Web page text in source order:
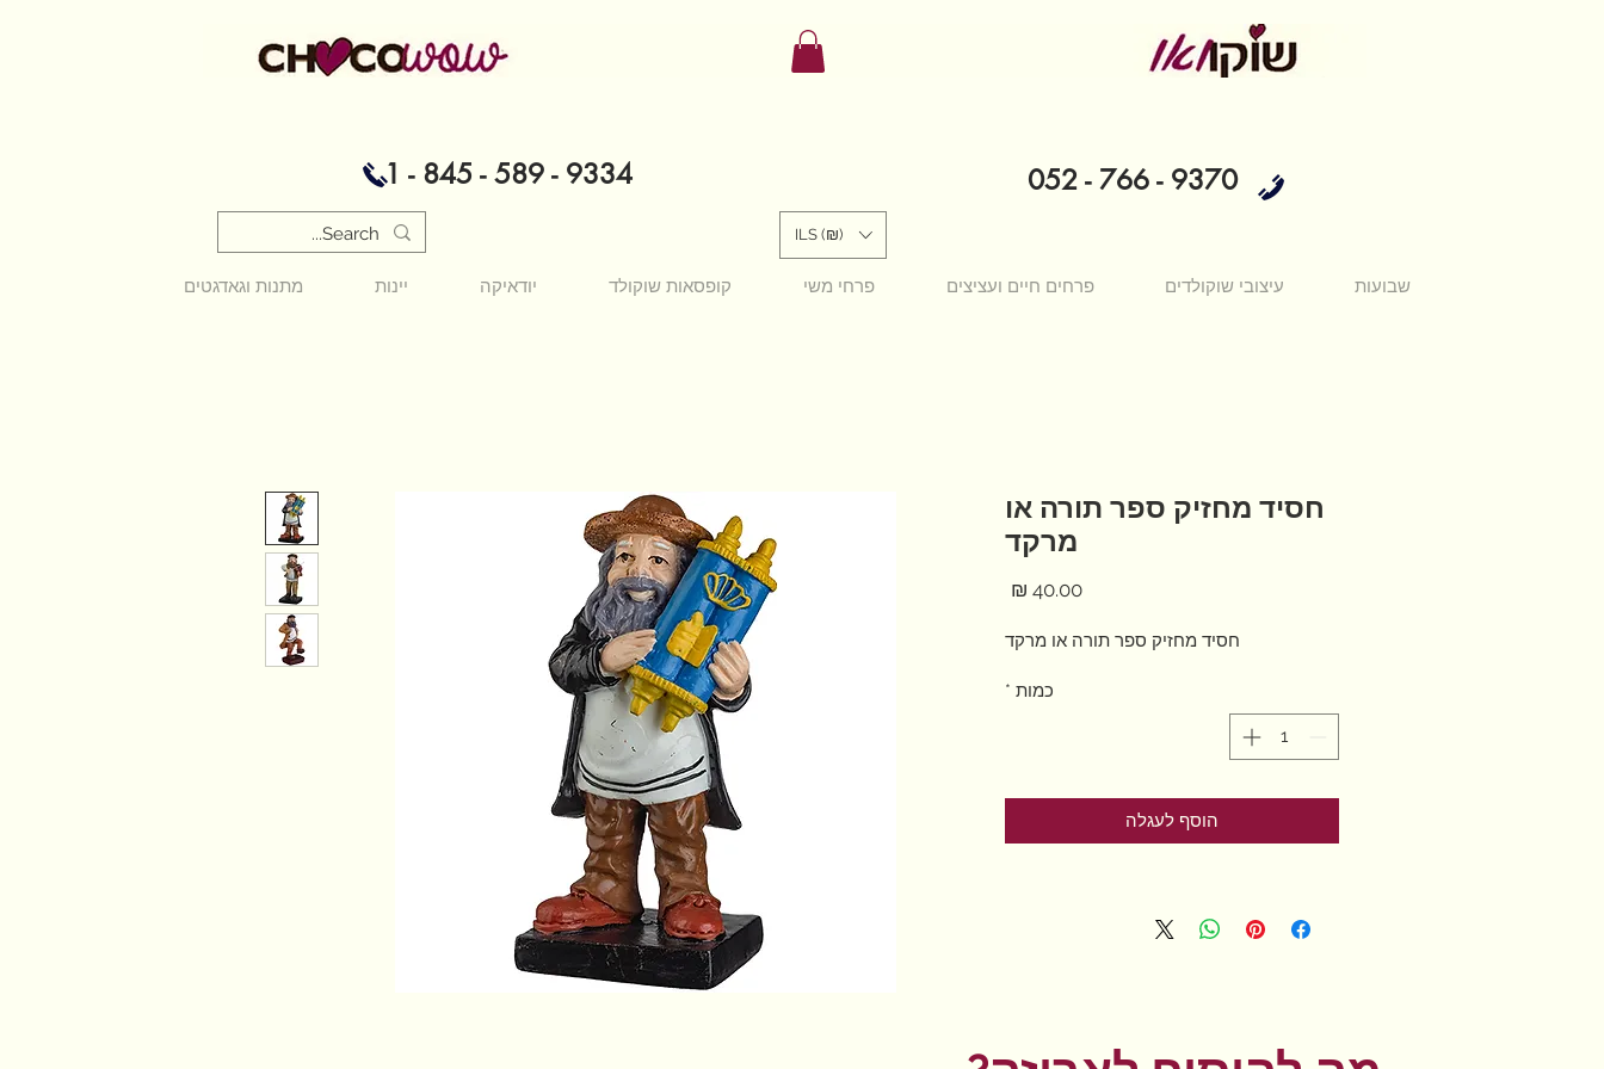
1 - 845 - 589 - 9334 052 - 766 - 9370
ILS (₪)
מתנות וגאדגטים יינות יודאיקה קופסאות שוקולד פרחי משי פרחים חיים ועציצים עיצובי שוקולדים שבועות
חסיד מחזיק ספר תורה או
מרקד
חסיד מחזיק ספר תורה או מרקד
כמות *
הוסף לעגלה